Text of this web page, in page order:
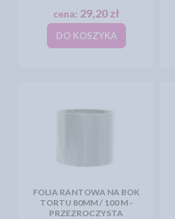
cena: 29,20 zł
DO KOSZYKA
FOLIA RANTOWA NA BOK
TORTU 80MM / 100 M -
PRZEZROCZYSTA